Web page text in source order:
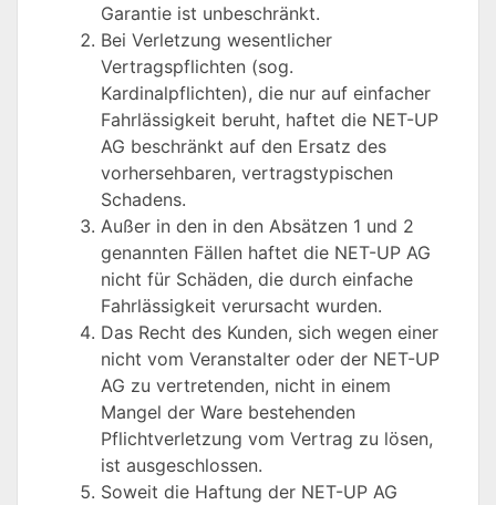
Garantie ist unbeschränkt.
Bei Verletzung wesentlicher
Vertragspflichten (sog.
Kardinalpflichten), die nur auf einfacher
Fahrlässigkeit beruht, haftet die NET-UP
AG beschränkt auf den Ersatz des
vorhersehbaren, vertragstypischen
Schadens.
Außer in den in den Absätzen 1 und 2
genannten Fällen haftet die NET-UP AG
nicht für Schäden, die durch einfache
Fahrlässigkeit verursacht wurden.
Das Recht des Kunden, sich wegen einer
nicht vom Veranstalter oder der NET-UP
AG zu vertretenden, nicht in einem
Mangel der Ware bestehenden
Pflichtverletzung vom Vertrag zu lösen,
ist ausgeschlossen.
Soweit die Haftung der NET-UP AG